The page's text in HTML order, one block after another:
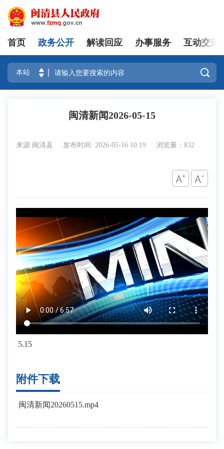
登录
首页 政务公开 解读回应 办事服务 互动交流

闽清新闻2026-05-15
来源:闽清县 发布时间: 2026-05-16 10:19 浏览量：832
5.15
附件下载
闽清新闻20260515.mp4